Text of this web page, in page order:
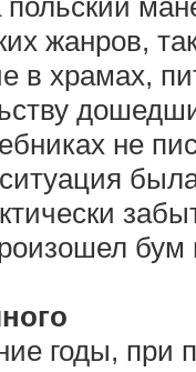
жанров,
в храмах,
не
бум
годы, при